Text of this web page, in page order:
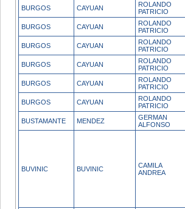
BURGOS CAYUAN
ROLANDO
PATRICIO
BURGOS CAYUAN
ROLANDO
PATRICIO
BURGOS CAYUAN
ROLANDO
PATRICIO
BURGOS CAYUAN
ROLANDO
PATRICIO
BURGOS CAYUAN
ROLANDO
PATRICIO
BURGOS CAYUAN
ROLANDO
PATRICIO
BUSTAMANTE MENDEZ
GERMAN
ALFONSO
BUVINIC BUVINIC
CAMILA
ANDREA